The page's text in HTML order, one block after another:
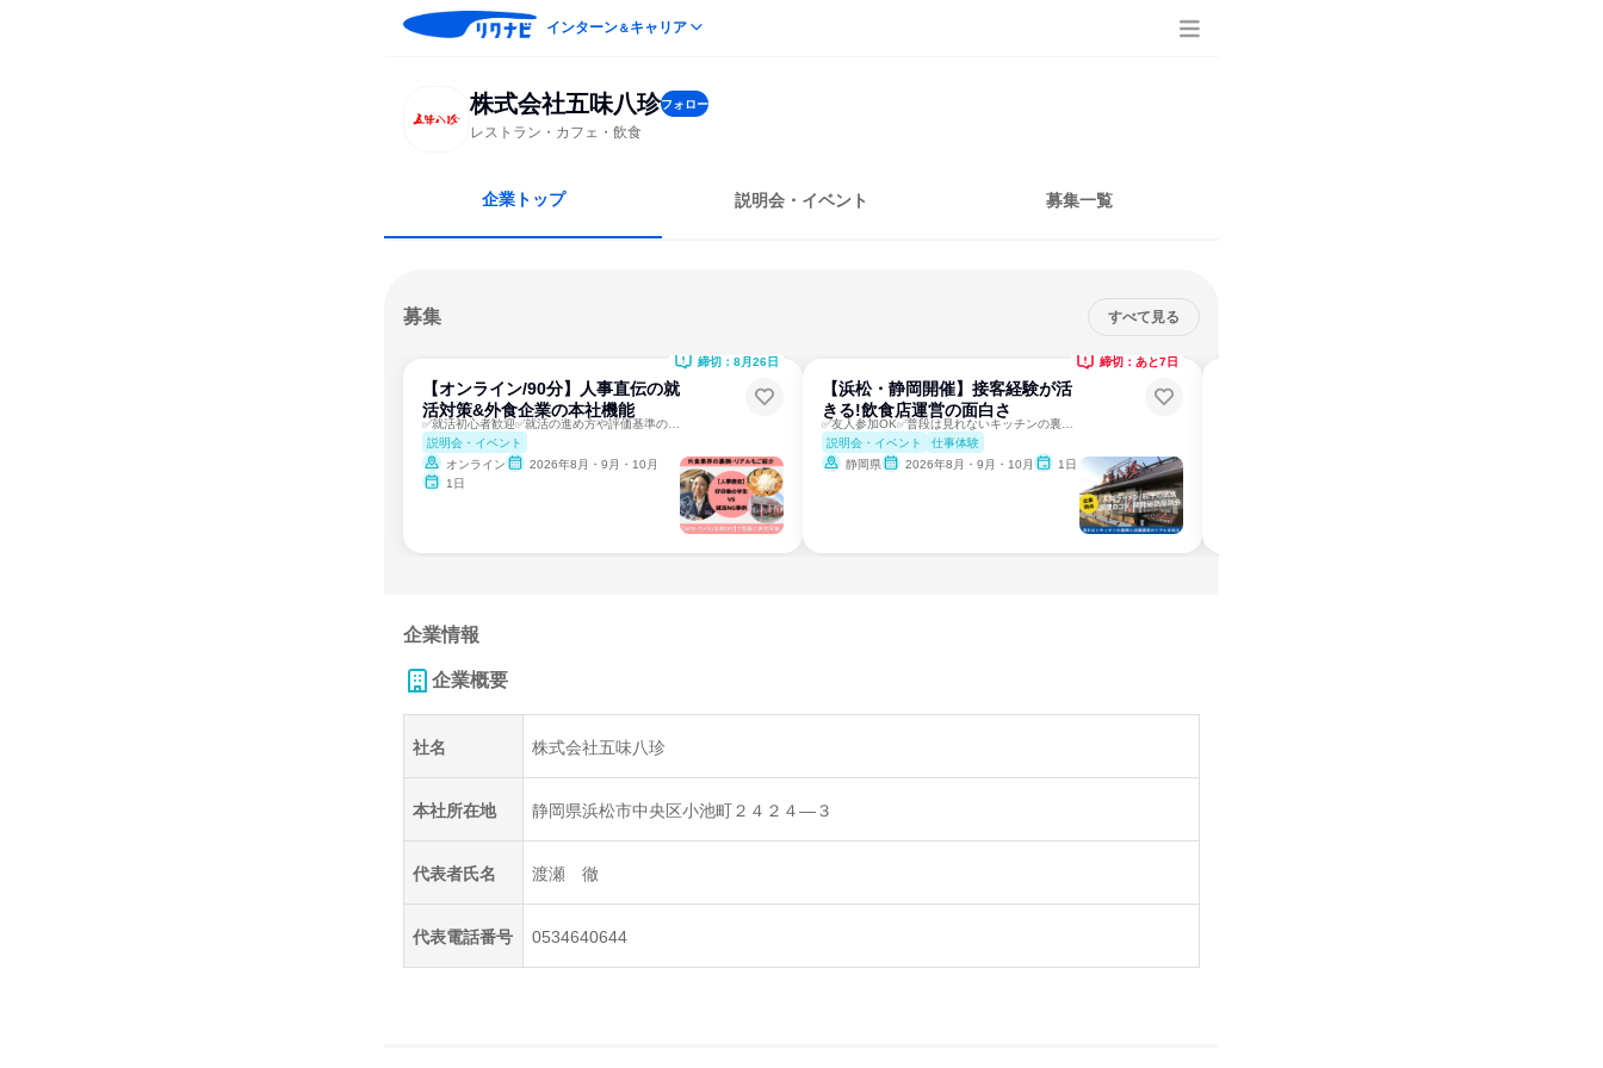
インターン＆キャリア
株式会社五味八珍フォロー
レストラン・カフェ・飲食
企業トップ 説明会・イベント 募集一覧
募集 すべて見る
【オンライン/90分】人事直伝の就
活対策&外食企業の本社機能
説明会・イベント
オンライン
2026年8月・9月・10月
1日
締切：8月26日
【浜松・静岡開催】接客経験が活
きる!飲食店運営の面白さ
説明会・イベント
仕事体験
静岡県
2026年8月・9月・10月 1日
締切：あと7日
企業情報
企業概要
社名 株式会社五味八珍
本社所在地 静岡県浜松市中央区小池町２４２４―３
代表者氏名 渡瀬 徹
代表電話番号 0534640644